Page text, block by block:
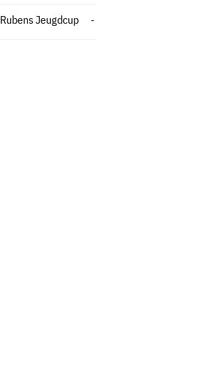
Rubens Jeugdcup -